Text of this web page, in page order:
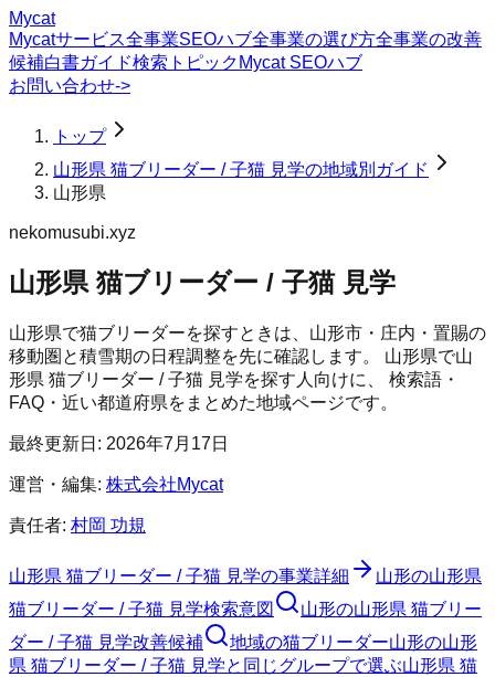
Mycat
Mycatサービス全事業SEOハブ全事業の選び方全事業の改善
候補白書ガイド検索トピック Mycat SEOハブ
お問い合わせ->
トップ
山形県 猫ブリーダー / 子猫 見学の地域別ガイド
山形県
nekomusubi.xyz
山形県 猫ブリーダー / 子猫 見学
山形県で猫ブリーダーを探すときは、山形市・庄内・置賜の
移動圏と積雪期の日程調整を先に確認します。 山形県で山
形県 猫ブリーダー / 子猫 見学を探す人向けに、 検索語・
FAQ・近い都道府県をまとめた地域ページです。
最終更新日: 2026年7月17日
運営・編集: 株式会社Mycat
責任者: 村岡 功規
山形県 猫ブリーダー / 子猫 見学の事業詳細
山形の山形県
猫ブリーダー / 子猫 見学検索意図
山形の山形県 猫ブリー
ダー / 子猫 見学改善候補
地域の猫ブリーダー山形の山形
県 猫ブリーダー / 子猫 見学と同じグループで選ぶ山形県 猫